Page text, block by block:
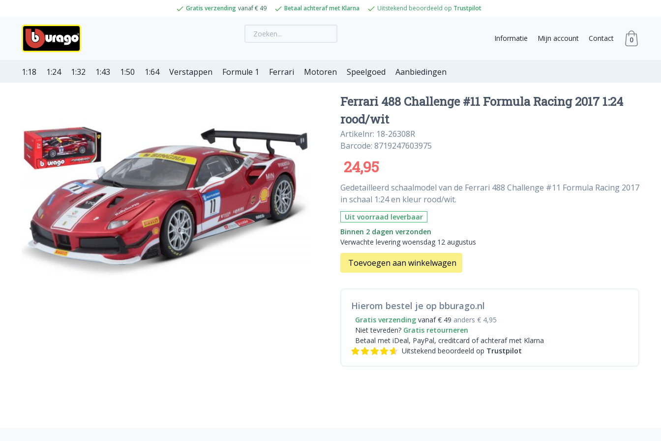
Gratis verzending vanaf € 49 Betaal achteraf met Klarna Uitstekend beoordeeld op Trustpilot
Informatie Mijn account Contact 0
1:18 1:24 1:32 1:43 1:50 1:64 Verstappen Formule 1 Ferrari Motoren Speelgoed Aanbiedingen
Ferrari 488 Challenge #11 Formula Racing 2017 1:24
rood/wit
Artikelnr: 18-26308R
Barcode: 8719247603975
24,95
Gedetailleerd schaalmodel van de Ferrari 488 Challenge #11 Formula Racing 2017
in schaal 1:24 en kleur rood/wit.
Uit voorraad leverbaar
Binnen 2 dagen verzonden
Verwachte levering woensdag 12 augustus
Toevoegen aan winkelwagen
Hierom bestel je op bburago.nl
Gratis verzending vanaf € 49 anders € 4,95
Niet tevreden? Gratis retourneren
Betaal met iDeal, PayPal, creditcard of achteraf met Klarna
Uitstekend beoordeeld op Trustpilot